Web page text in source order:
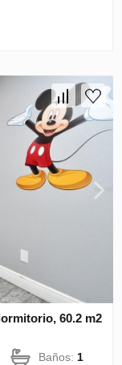
60.2 m2
Baños: 1